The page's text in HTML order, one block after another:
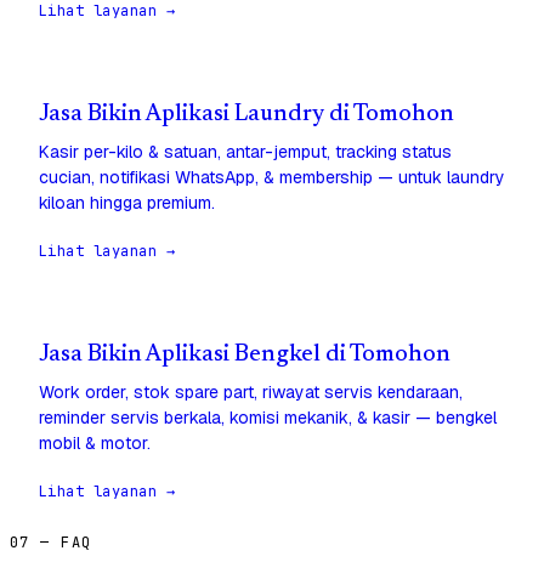
Lihat layanan →
Jasa Bikin Aplikasi Laundry di Tomohon
Kasir per-kilo & satuan, antar-jemput, tracking status
cucian, notifikasi WhatsApp, & membership — untuk laundry
kiloan hingga premium.
Lihat layanan →
Jasa Bikin Aplikasi Bengkel di Tomohon
Work order, stok spare part, riwayat servis kendaraan,
reminder servis berkala, komisi mekanik, & kasir — bengkel
mobil & motor.
Lihat layanan →
07 — FAQ